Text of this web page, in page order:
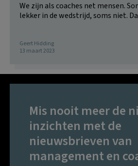
We zijn als coaches net mensen.
lekker in de wedstrijd, soms niet.
Geert Hidding
13 maart 2023
Mis nooit meer de
inzichten met de
nieuwsbrieven van
management en